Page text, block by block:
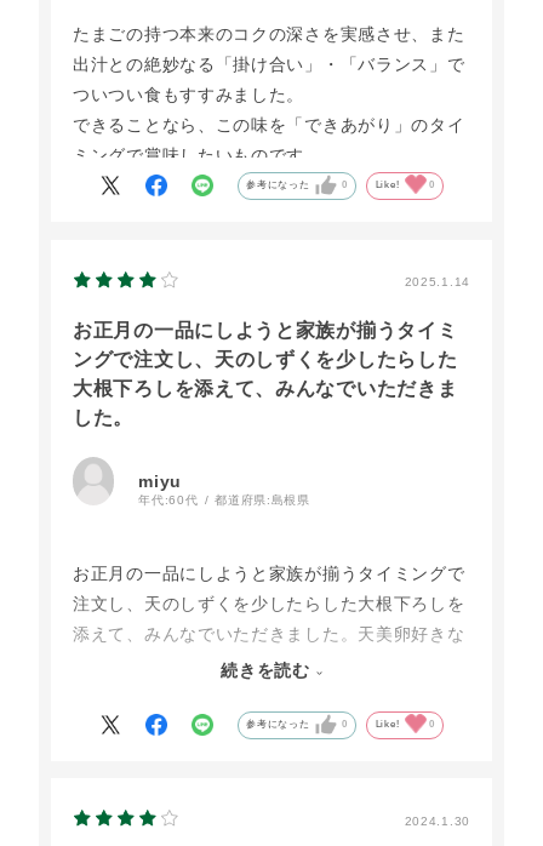
たまごの持つ本来のコクの深さを実感させ、また
出汁との絶妙なる「掛け合い」・「バランス」で
ついつい食もすすみました。
できることなら、この味を「できあがり」のタイ
ミングで賞味したいものです。
参考になった 0 Like! 0
2025.1.14
お正月の一品にしようと家族が揃うタイミ
ングで注文し、天のしずくを少したらした
大根下ろしを添えて、みんなでいただきま
した。
miyu
年代:60代 都道府県:島根県
お正月の一品にしようと家族が揃うタイミングで
注文し、天のしずくを少したらした大根下ろしを
添えて、みんなでいただきました。天美卵好きな
我が家にとって極上のだし巻き卵で美味しかった
かずガッカリしましたけど、大江の郷さんには真
のような手違いもあるのであえてお知らせしてお
続きを読む
参考になった 0 Like! 0
2024.1.30